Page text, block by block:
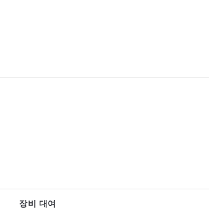
장비 대여